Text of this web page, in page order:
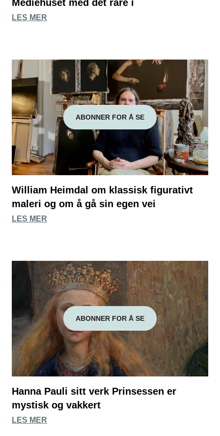
Mediehuset med det rare i
LES MER
ABONNER FOR Å SE
William Heimdal om klassisk figurativt
maleri og om å gå sin egen vei
LES MER
ABONNER FOR Å SE
Hanna Pauli sitt verk Prinsessen er
mystisk og vakkert
LES MER